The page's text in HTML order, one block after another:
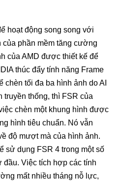
hoạt động song song với
của phần mềm tăng cường
của AMD được thiết kế để
thúc đẩy tính năng Frame
chèn tối đa ba hình ảnh do AI
truyền thống, thì FSR của
chèn một khung hình được
hình tiêu chuẩn. Nó vẫn
độ mượt mà của hình ảnh.
sử dụng FSR 4 trong một số
Việc tích hợp các tính
mất nhiều tháng nỗ lực,